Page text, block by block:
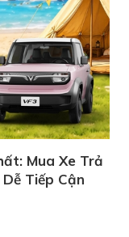
Mua Xe Trả
Tiếp Cận